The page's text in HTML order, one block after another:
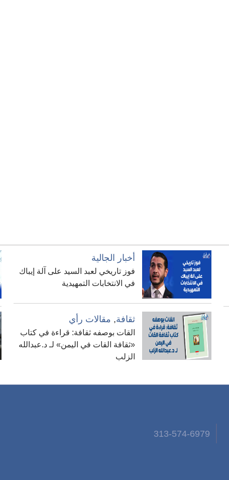
أخبار الجالية
فوز تاريخي لعبد السيد على آلة إيباك
في الانتخابات التمهيدية
ثقافة, مقالات رأي
القات بوصفه ثقافة: قراءة في كتاب
«ثقافة القات في اليمن» لـ د.عبدالله
الزلب
313-574-6979